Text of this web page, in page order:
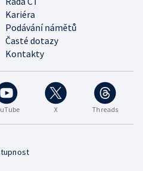
Kariéra
Podávání námětů
Časté dotazy
Kontakty
X Threads